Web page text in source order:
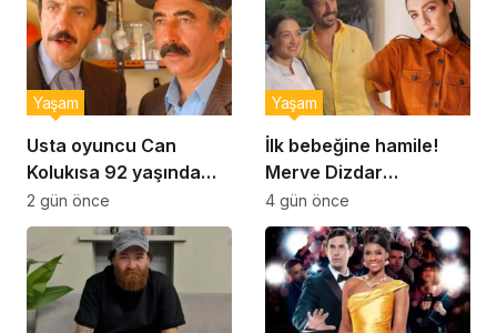
Usta oyuncu Can
Kolukısa 92 yaşında
hayatını kaybetti
Yaşam
2 gün önce
İlk bebeğine hamile!
Merve Dizdar
sessizliğini bozdu: ‘İsim
bulmak çok zor’
Yaşam
4 gün önce